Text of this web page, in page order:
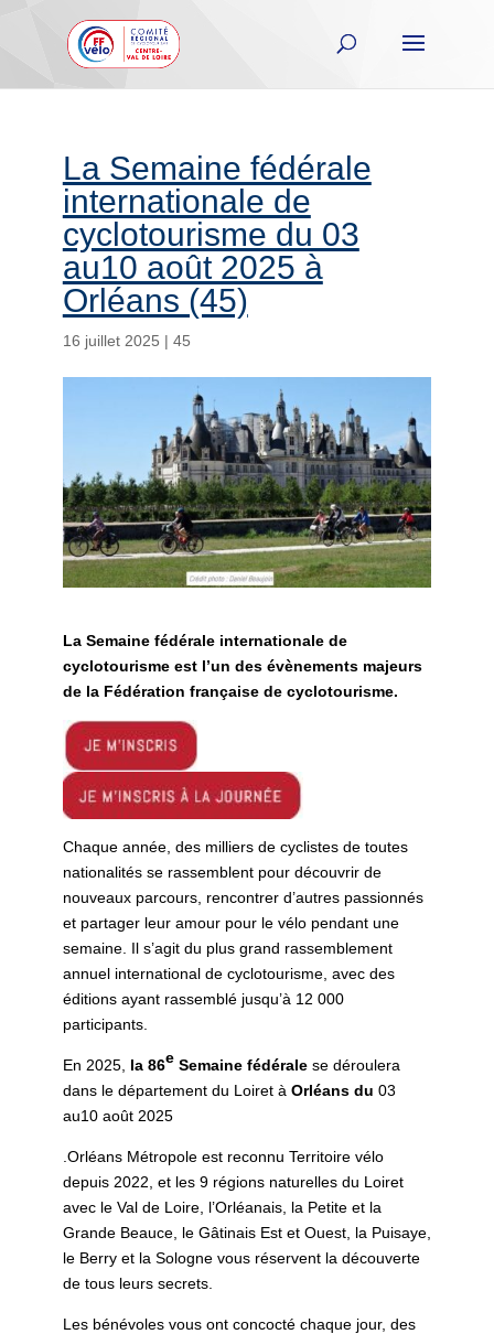
La Semaine fédérale
internationale de
cyclotourisme du 03
au10 août 2025 à
Orléans (45)
16 juillet 2025 | 45
La Semaine fédérale internationale de
cyclotourisme est l’un des évènements majeurs
de la Fédération française de cyclotourisme.
Chaque année, des milliers de cyclistes de toutes
nationalités se rassemblent pour découvrir de
nouveaux parcours, rencontrer d’autres passionnés
et partager leur amour pour le vélo pendant une
semaine. Il s’agit du plus grand rassemblement
annuel international de cyclotourisme, avec des
éditions ayant rassemblé jusqu’à 12 000
participants.
En 2025, la 86eSemaine fédéralese déroulera
dans le département du Loiret à Orléans du 03
au10 août 2025
.Orléans Métropole est reconnu Territoire vélo
depuis 2022, et les 9 régions naturelles du Loiret
avec le Val de Loire, l’Orléanais, la Petite et la
Grande Beauce, le Gâtinais Est et Ouest, la Puisaye,
le Berry et la Sologne vous réservent la découverte
de tous leurs secrets.
Les bénévoles vous ont concocté chaque jour, des